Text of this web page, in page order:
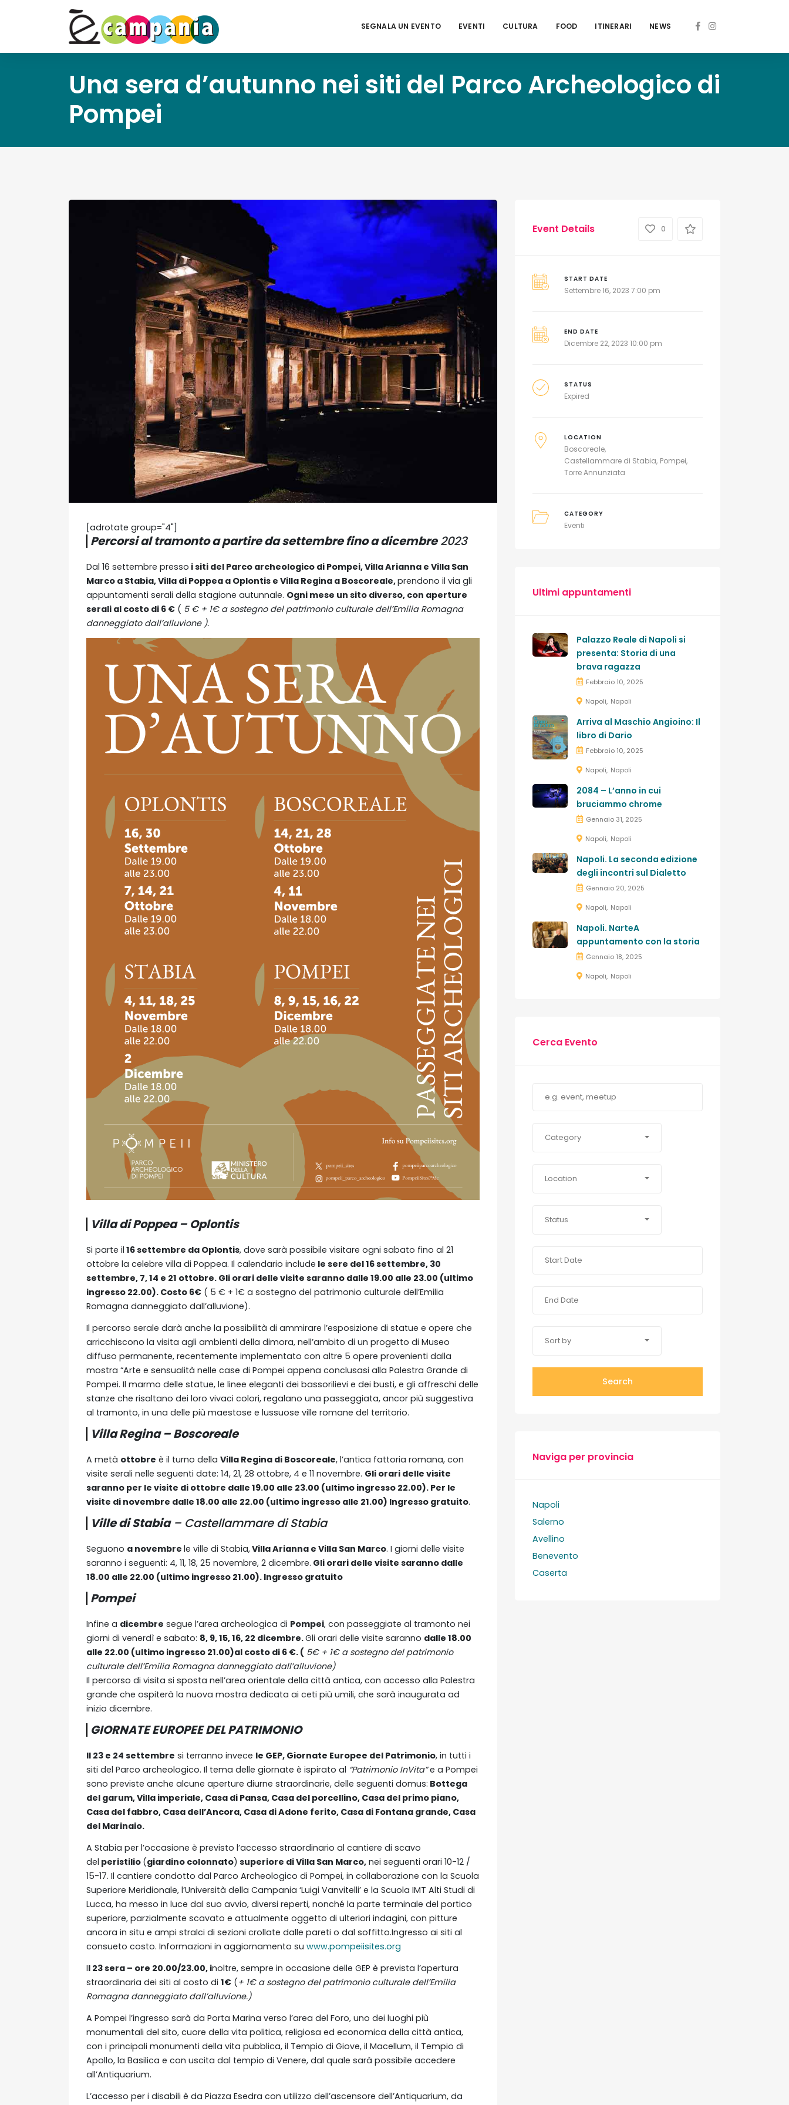
SEGNALA UN EVENTO EVENTI CULTURA FOOD ITINERARI NEWS
Una sera d’autunno nei siti del Parco Archeologico di
Pompei
[adrotate group="4"]
Percorsi al tramonto a partire da settembre fino a dicembre2023
Dal 16 settembre presso i siti del Parco archeologico di Pompei, Villa Arianna e Villa San
Marco a Stabia, Villa di Poppea a Oplontis e Villa Regina a Boscoreale,prendono il via gli
appuntamenti serali della stagione autunnale. Ogni mese un sito diverso, con aperture
serali al costo di 6 € ( 5 € + 1€ a sostegno del patrimonio culturale dell’Emilia Romagna
danneggiato dall’alluvione ).
Villa di Poppea – Oplontis
Si parte il 16 settembre da Oplontis, dove sarà possibile visitare ogni sabato fino al 21
ottobre la celebre villa di Poppea. Il calendario include le sere del 16 settembre, 30
settembre, 7, 14 e 21 ottobre. Gli orari delle visite saranno dalle 19.00 alle 23.00 (ultimo
ingresso 22.00). Costo 6€ ( 5 € + 1€ a sostegno del patrimonio culturale dell’Emilia
Romagna danneggiato dall’alluvione).
Il percorso serale darà anche la possibilità di ammirare l’esposizione di statue e opere che
arricchiscono la visita agli ambienti della dimora, nell’ambito di un progetto di Museo
diffuso permanente, recentemente implementato con altre 5 opere provenienti dalla
mostra “Arte e sensualità nelle case di Pompei appena conclusasi alla Palestra Grande di
Pompei. Il marmo delle statue, le linee eleganti dei bassorilievi e dei busti, e gli affreschi delle
stanze che risaltano dei loro vivaci colori, regalano una passeggiata, ancor più suggestiva
al tramonto, in una delle più maestose e lussuose ville romane del territorio.
Villa Regina – Boscoreale
A metà ottobre è il turno della Villa Regina di Boscoreale, l’antica fattoria romana, con
visite serali nelle seguenti date: 14, 21, 28 ottobre, 4 e 11 novembre. Gli orari delle visite
saranno per le visite di ottobre dalle 19.00 alle 23.00 (ultimo ingresso 22.00). Per le
visite di novembre dalle 18.00 alle 22.00 (ultimo ingresso alle 21.00) Ingresso gratuito.
Ville di Stabia– Castellammare di Stabia
Seguono a novembre le ville di Stabia,Villa Arianna e Villa San Marco. I giorni delle visite
saranno i seguenti: 4, 11, 18, 25 novembre, 2 dicembre. Gli orari delle visite saranno dalle
18.00 alle 22.00 (ultimo ingresso 21.00). Ingresso gratuito
Pompei
Infine a dicembre segue l’area archeologica di Pompei, con passeggiate al tramonto nei
giorni di venerdì e sabato: 8, 9, 15, 16, 22 dicembre.Gli orari delle visite saranno dalle 18.00
alle 22.00 (ultimo ingresso 21.00)al costo di 6 €. ( 5€ + 1€ a sostegno del patrimonio
culturale dell’Emilia Romagna danneggiato dall’alluvione)
Il percorso di visita si sposta nell’area orientale della città antica, con accesso alla Palestra
grande che ospiterà la nuova mostra dedicata ai ceti più umili, che sarà inaugurata ad
inizio dicembre.
GIORNATE EUROPEE DEL PATRIMONIO
Il 23 e 24 settembre si terranno invece le GEP, Giornate Europee del Patrimonio, in tutti i
siti del Parco archeologico. Il tema delle giornate è ispirato al “Patrimonio InVita”e a Pompei
sono previste anche alcune aperture diurne straordinarie, delle seguenti domus: Bottega
del garum, Villa imperiale, Casa di Pansa, Casa del porcellino, Casa del primo piano,
Casa del fabbro, Casa dell’Ancora, Casa di Adone ferito, Casa di Fontana grande, Casa
del Marinaio.
A Stabia per l’occasione è previsto l’accesso straordinario al cantiere di scavo
del peristilio (giardino colonnato) superiore di Villa San Marco, nei seguenti orari 10-12 /
15-17. Il cantiere condotto dal Parco Archeologico di Pompei, in collaborazione con la Scuola
Superiore Meridionale, l’Università della Campania ‘Luigi Vanvitelli’ e la Scuola IMT Alti Studi di
Lucca, ha messo in luce dal suo avvio, diversi reperti, nonché la parte terminale del portico
superiore, parzialmente scavato e attualmente oggetto di ulteriori indagini, con pitture
ancora in situ e ampi stralci di sezioni crollate dalle pareti o dal soffitto.Ingresso ai siti al
consueto costo. Informazioni in aggiornamento su www.pompeiisites.org
Il 23 sera – ore 20.00/23.00, inoltre, sempre in occasione delle GEP è prevista l’apertura
straordinaria dei siti al costo di 1€ (+ 1€ a sostegno del patrimonio culturale dell’Emilia
Romagna danneggiato dall’alluvione.)
A Pompei l’ingresso sarà da Porta Marina verso l’area del Foro, uno dei luoghi più
monumentali del sito, cuore della vita politica, religiosa ed economica della città antica,
con i principali monumenti della vita pubblica, il Tempio di Giove, il Macellum, il Tempio di
Apollo, la Basilica e con uscita dal tempio di Venere, dal quale sarà possibile accedere
all’Antiquarium.
L’accesso per i disabili è da Piazza Esedra con utilizzo dell’ascensore dell’Antiquarium, da
Event Details 0
START DATE
Settembre 16, 2023 7:00 pm
END DATE
Dicembre 22, 2023 10:00 pm
STATUS
Expired
LOCATION
Boscoreale
Castellammare di Stabia Pompei
Torre Annunziata
CATEGORY
Eventi
Ultimi appuntamenti
Palazzo Reale di Napoli si
presenta: Storia di una
brava ragazza
Febbraio 10, 2025
Napoli Napoli
Arriva al Maschio Angioino: Il
libro di Dario
Febbraio 10, 2025
Napoli Napoli
2084 – L’anno in cui
bruciammo chrome
Gennaio 31, 2025
Napoli Napoli
Napoli. La seconda edizione
degli incontri sul Dialetto
Gennaio 20, 2025
Napoli Napoli
Napoli. NarteA
appuntamento con la storia
Gennaio 18, 2025
Napoli Napoli
Cerca Evento
Category
Location
Status
Sort by
Search
Naviga per provincia
Napoli
Salerno
Avellino
Benevento
Caserta